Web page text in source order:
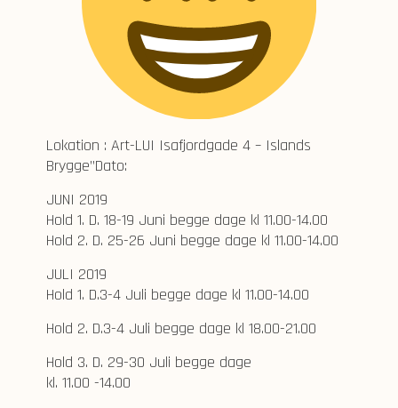
Lokation : Art-LUI Isafjordgade 4 – Islands
Brygge”Dato:
JUNI 2019
Hold 1. D. 18-19 Juni begge dage kl 11.00-14.00
Hold 2. D. 25-26 Juni begge dage kl 11.00-14.00
JULI 2019
Hold 1. D.3-4 Juli begge dage kl 11.00-14.00
Hold 2. D.3-4 Juli begge dage kl 18.00-21.00
Hold 3. D. 29-30 Juli begge dage
kl. 11.00 -14.00